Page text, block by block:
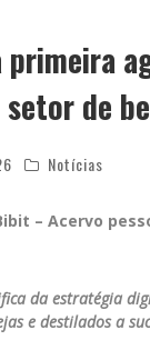
de
Notícias
– Acervo
da estratégia
e destilados a